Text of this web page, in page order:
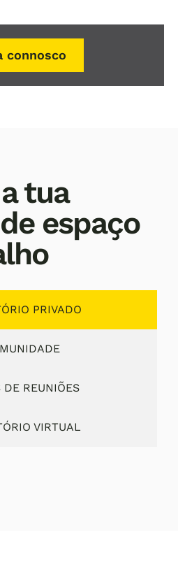
connosco
tua
espaço
PRIVADO
DE REUNIÕES
VIRTUAL